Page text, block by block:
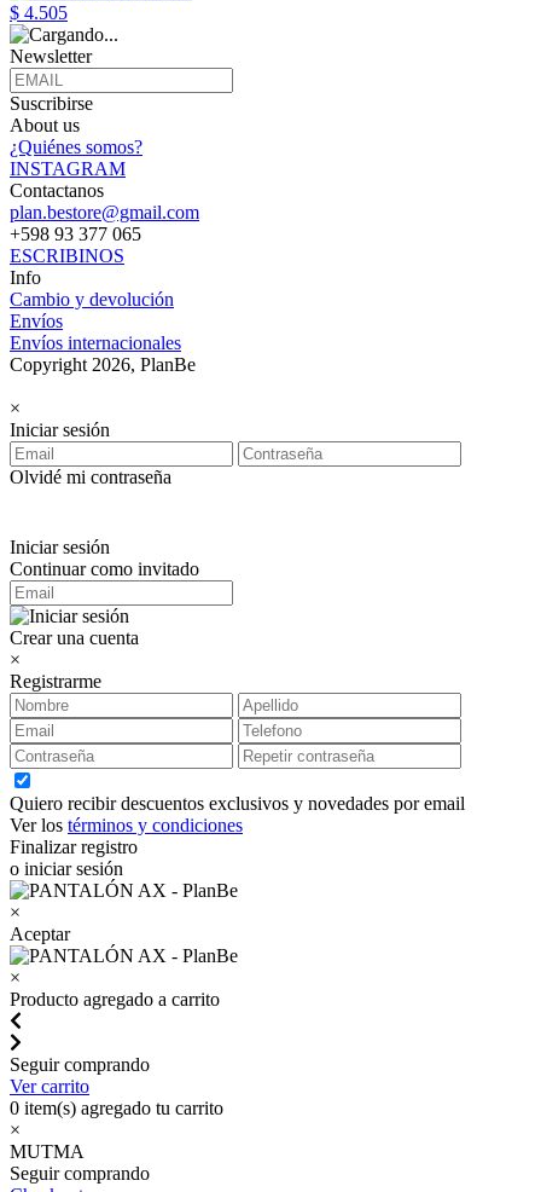
$ 4.505
Newsletter
Suscribirse
About us
¿Quiénes somos?
INSTAGRAM
Contactanos
plan.bestore@gmail.com
+598 93 377 065
ESCRIBINOS
Info
Cambio y devolución
Envíos
Envíos internacionales
Copyright 2026, PlanBe
×
Iniciar sesión
Olvidé mi contraseña
Iniciar sesión
Continuar como invitado
Crear una cuenta
×
Registrarme
Quiero recibir descuentos exclusivos y novedades por email
Ver los términos y condiciones
Finalizar registro
o iniciar sesión
×
Aceptar
×
Producto agregado a carrito
Seguir comprando
Ver carrito
0 item(s) agregado tu carrito
×
MUTMA
Seguir comprando